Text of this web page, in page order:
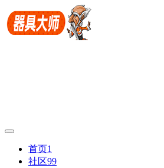
首页1
社区99